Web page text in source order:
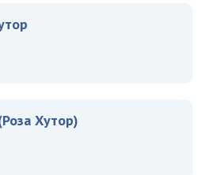
Хутор)